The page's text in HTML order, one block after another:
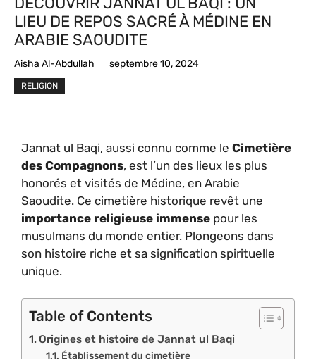
LIEU DE REPOS SACRÉ À MÉDINE EN
ARABIE SAOUDITE
Aisha Al-Abdullah septembre 10, 2024
RELIGION
Jannat ul Baqi, aussi connu comme le Cimetière
des Compagnons, est l’un des lieux les plus
honorés et visités de Médine, en Arabie
Saoudite. Ce cimetière historique revêt une
importance religieuse immense pour les
musulmans du monde entier. Plongeons dans
son histoire riche et sa signification spirituelle
unique.
Table of Contents
Origines et histoire de Jannat ul Baqi
Établissement du cimetière